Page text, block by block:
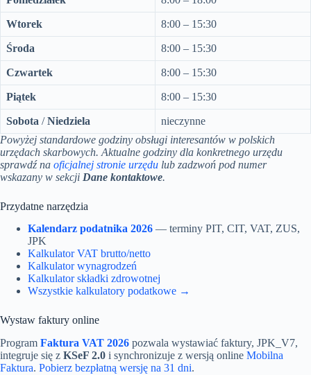
Wtorek 8:00 – 15:30
Środa 8:00 – 15:30
Czwartek 8:00 – 15:30
Piątek 8:00 – 15:30
Sobota /Niedziela
nieczynne
Powyżej standardowe godziny obsługi interesantów w polskich
urzędach skarbowych. Aktualne godziny dla konkretnego urzędu
sprawdź na oficjalnej stronie urzędu lub zadzwoń pod numer
wskazany w sekcji Dane kontaktowe.
Przydatne narzędzia
Kalendarz podatnika 2026 — terminy PIT, CIT, VAT, ZUS,
JPK
Kalkulator VAT brutto/netto
Kalkulator wynagrodzeń
Kalkulator składki zdrowotnej
Wszystkie kalkulatory podatkowe →
Wystaw faktury online
Program Faktura VAT 2026 pozwala wystawiać faktury, JPK_V7,
integruje się z KSeF 2.0 i synchronizuje z wersją online Mobilna
Faktura. Pobierz bezpłatną wersję na 31 dni.